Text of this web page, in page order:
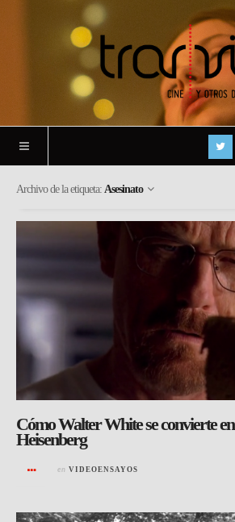
Archivo de la etiqueta: Asesinato
Cómo Walter White se convierte en
Heisenberg
en VIDEOENSAYOS